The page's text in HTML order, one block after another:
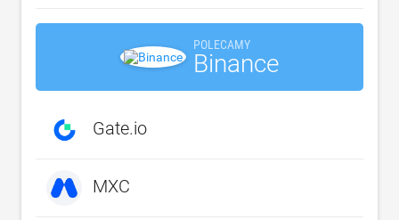
POLECAMY
Binance
Gate.io
MXC